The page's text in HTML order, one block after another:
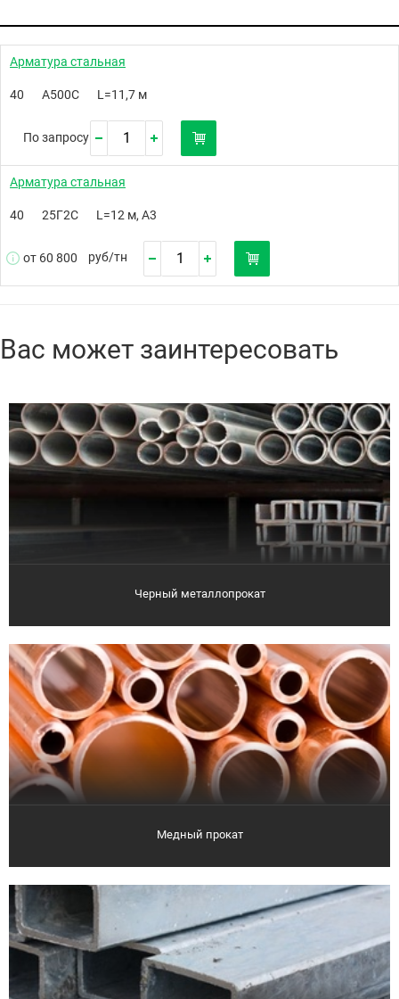
Арматура стальная
40 А500C L=11,7 м
По запросу
Арматура стальная
40 25Г2С L=12 м, А3
от 60 800 руб/тн
Вас может заинтересовать
Черный металлопрокат
Медный прокат